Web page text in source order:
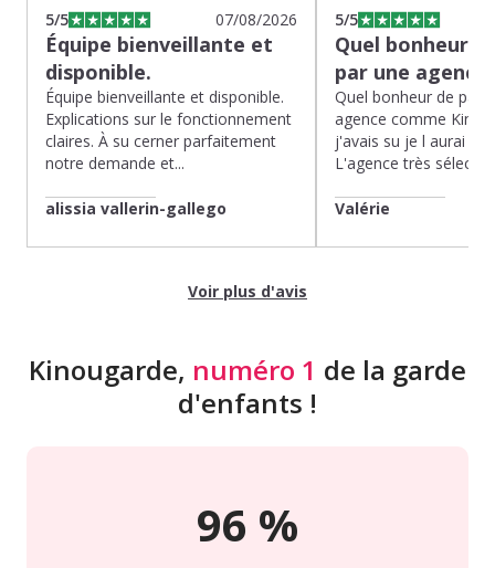
5/5 07/08/2026
Équipe bienveillante et
disponible.
Équipe bienveillante et disponible.
Explications sur le fonctionnement
claires. À su cerner parfaitement
notre demande et...
alissia vallerin-gallego
5/5
Quel bonheur
par une
Quel bonheur de
agence comme
j'avais su je l aurai
L'agence très
Valérie
Voir plus d'avis
Kinougarde, numéro 1 de la garde
d'enfants !
96 %